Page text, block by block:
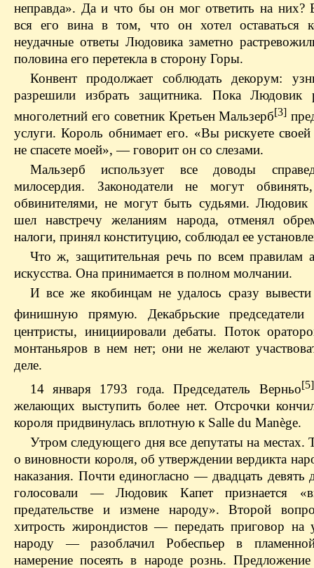
неправда». Да и что бы он мог ответить на них?
вся его вина в том, что он хотел оставаться
неудачные ответы Людовика заметно
половина его перетекла в сторону Горы.
Конвент продолжает соблюдать декорум:
разрешили избрать защитника. Пока Людовик
многолетний его советник Кретьен Мальзерб[3]
услуги. Король обнимает его. «Вы рискуете
не спасете моей», — говорит он со слезами.
Мальзерб использует все доводы
милосердия. Законодатели не могут
обвинителями, не могут быть судьями. Людовик
шел навстречу желаниям народа, отменял
налоги, принял конституцию, соблюдал ее
Что ж, защитительная речь по всем правилам
искусства. Она принимается в полном молчании.
И все же якобинцам не удалось сразу
финишную прямую. Декабрьские председатели
центристы, инициировали дебаты. Поток
монтаньяров в нем нет; они не желают
деле.
14 января 1793 года. Председатель Верньо[5]
желающих выступить более нет. Отсрочки
короля придвинулась вплотную к Salle du Manège.
Утром следующего дня все депутаты на местах.
о виновности короля, об утверждении вердикта
наказания. Почти единогласно — двадцать девять
голосовали — Людовик Капет признается
предательстве и измене народу». Второй
хитрость жирондистов — передать приговор на
народу — разоблачил Робеспьер в
намерение посеять в народе рознь. Предложение